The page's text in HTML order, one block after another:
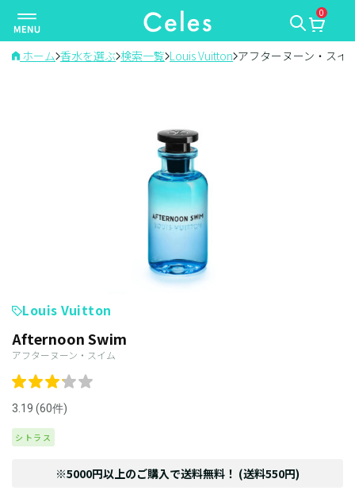
ナ
ビ
ゲ
0
ホーム 香水を選ぶ 検索一覧 Louis Vuitton アフターヌーン・スイ
Louis Vuitton
Afternoon Swim
アフターヌーン・スイム
3.19 (60件)
シトラス
※5000円以上のご購入で送料無料！ (送料550円)